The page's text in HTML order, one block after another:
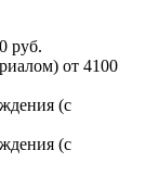
руб.
от 4100
(с
(с